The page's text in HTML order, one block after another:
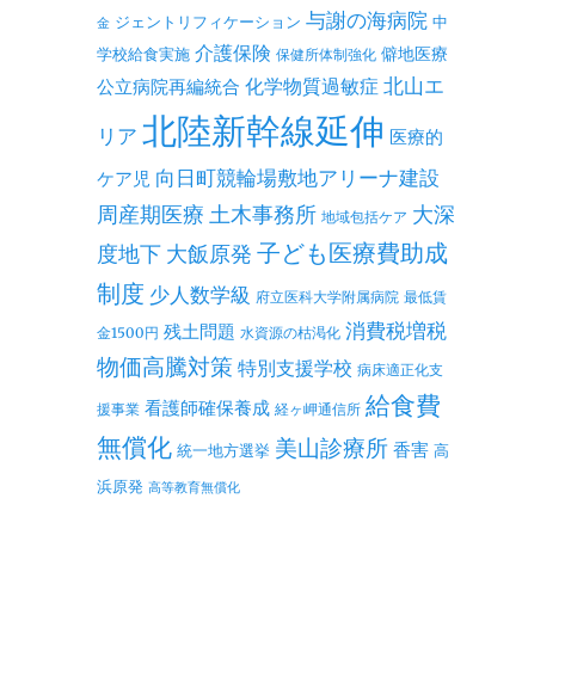
金 ジェントリフィケーション 与謝の海病院 中
学校給食実施 介護保険 保健所体制強化 僻地医療
公立病院再編統合 化学物質過敏症 北山エ
リア 北陸新幹線延伸 医療的
ケア児 向日町競輪場敷地アリーナ建設
周産期医療 土木事務所 地域包括ケア 大深
度地下 大飯原発 子ども医療費助成
制度 少人数学級 府立医科大学附属病院 最低賃
金1500円 残土問題 水資源の枯渇化 消費税増税
物価高騰対策 特別支援学校 病床適正化支
援事業 看護師確保養成 経ヶ岬通信所 給食費
無償化 統一地方選挙 美山診療所 香害 高
浜原発 高等教育無償化